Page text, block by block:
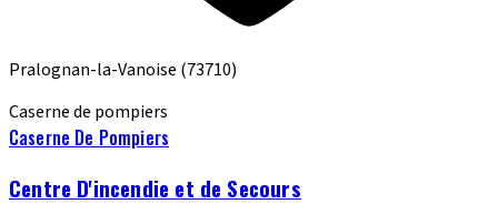
Pralognan-la-Vanoise (73710)
Caserne de pompiers
Caserne De Pompiers
Centre D'incendie et de Secours